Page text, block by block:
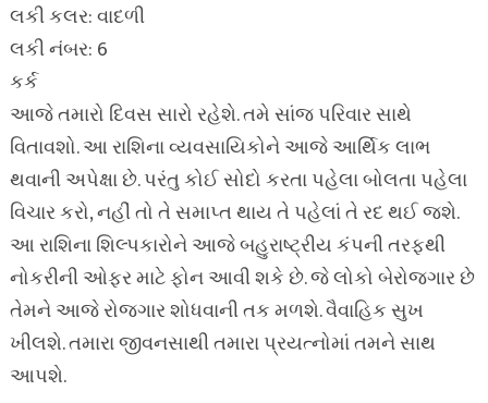
લકી કલર: વાદળી
લકી નંબર: 6
કર્ક
આજે તમારો દિવસ સારો રહેશે. તમે સાંજ પરિવાર સાથે
વિતાવશો. આ રાશિના વ્યવસાયિકોને આજે આર્થિક લાભ
થવાની અપેક્ષા છે. પરંતુ કોઈ સોદો કરતા પહેલા બોલતા પહેલા
વિચાર કરો, નહીં તો તે સમાપ્ત થાય તે પહેલાં તે રદ થઈ જશે.
આ રાશિના શિલ્પકારોને આજે બહુરાષ્ટ્રીય કંપની તરફથી
નોકરીની ઓફર માટે ફોન આવી શકે છે. જે લોકો બેરોજગાર છે
તેમને આજે રોજગાર શોધવાની તક મળશે. વૈવાહિક સુખ
ખીલશે. તમારા જીવનસાથી તમારા પ્રયત્નોમાં તમને સાથ
આપશે.